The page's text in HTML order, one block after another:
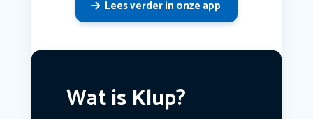
Lees verder in onze app
Wat is Klup?